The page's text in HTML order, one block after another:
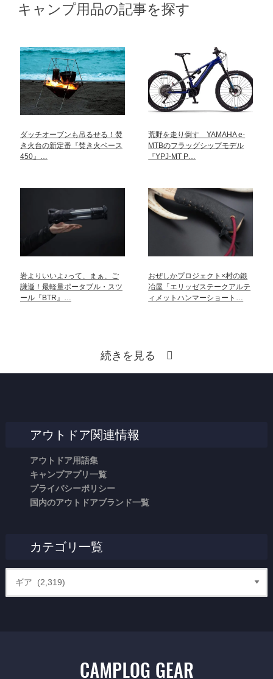
キャンプ用品の記事を探す
ダッチオーブンも吊るせる！焚
き火台の新定番『焚き火ベース
450』…
荒野を走り倒す YAMAHA e-
MTBのフラッグシップモデル
『YPJ-MT P…
岩よりいいよ♪って、まぁ、ご
謙遜！最軽量ポータブル・スツ
ール『BTR』…
おぜしかプロジェクト×村の鍛
冶屋「エリッゼステークアルテ
ィメットハンマーショート…
続きを見る
アウトドア関連情報
アウトドア用語集
キャンプアプリ一覧
プライバシーポリシー
国内のアウトドアブランド一覧
カテゴリ一覧